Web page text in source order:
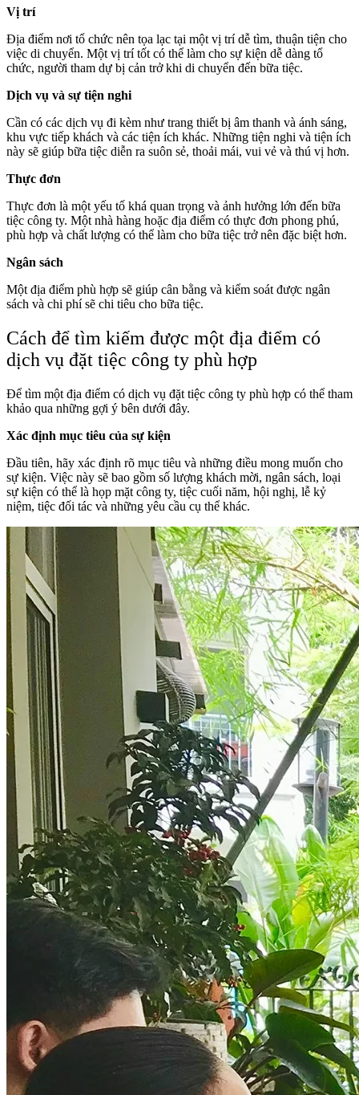
Vị trí
Địa điểm nơi tổ chức nên tọa lạc tại một vị trí dễ tìm, thuận tiện cho
việc di chuyển. Một vị trí tốt có thể làm cho sự kiện dễ dàng tổ
chức, người tham dự bị cản trở khi di chuyển đến bữa tiệc.
Dịch vụ và sự tiện nghi
Cần có các dịch vụ đi kèm như trang thiết bị âm thanh và ánh sáng,
khu vực tiếp khách và các tiện ích khác. Những tiện nghi và tiện ích
này sẽ giúp bữa tiệc diễn ra suôn sẻ, thoải mái, vui vẻ và thú vị hơn.
Thực đơn
Thực đơn là một yếu tố khá quan trọng và ảnh hưởng lớn đến bữa
tiệc công ty. Một nhà hàng hoặc địa điểm có thực đơn phong phú,
phù hợp và chất lượng có thể làm cho bữa tiệc trở nên đặc biệt hơn.
Ngân sách
Một địa điểm phù hợp sẽ giúp cân bằng và kiểm soát được ngân
sách và chi phí sẽ chi tiêu cho bữa tiệc.
Cách để tìm kiếm được một địa điểm có
dịch vụ đặt tiệc công ty phù hợp
Để tìm một địa điểm có dịch vụ đặt tiệc công ty phù hợp có thể tham
khảo qua những gợi ý bên dưới đây.
Xác định mục tiêu của sự kiện
Đầu tiên, hãy xác định rõ mục tiêu và những điều mong muốn cho
sự kiện. Việc này sẽ bao gồm số lượng khách mời, ngân sách, loại
sự kiện có thể là họp mặt công ty, tiệc cuối năm, hội nghị, lễ kỷ
niệm, tiệc đối tác và những yêu cầu cụ thể khác.